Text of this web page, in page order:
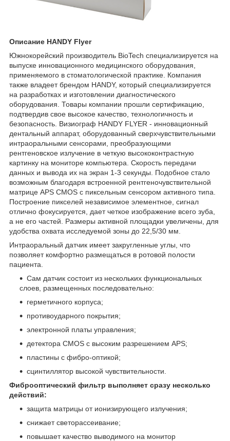
Описание HANDY Flyer
Южнокорейский производитель BioTech специализируется на
выпуске инновационного медицинского оборудования,
применяемого в стоматологической практике. Компания
также владеет брендом HANDY, который специализируется
на разработках и изготовлении диагностического
оборудования. Товары компании прошли сертификацию,
подтвердив свое высокое качество, технологичность и
безопасность. Визиограф HANDY FLYER - инновационный
дентальный аппарат, оборудованный сверхчувствительными
интраоральными сенсорами, преобразующими
рентгеновское излучение в четкую высококонтрастную
картинку на мониторе компьютера. Скорость передачи
данных и вывода их на экран 1-3 секунды. Подобное стало
возможным благодаря встроенной рентгеночувствительной
матрице APS CMOS с пиксельным сенсором активного типа.
Построение пикселей независимое элементное, сигнал
отлично фокусируется, дает четкое изображение всего зуба,
а не его частей. Размеры активной площадки увеличены, для
удобства охвата исследуемой зоны до 22,5/30 мм.
Интраоральный датчик имеет закругленные углы, что
позволяет комфортно размещаться в ротовой полости
пациента.
Сам датчик состоит из нескольких функциональных
слоев, размещенных последовательно:
герметичного корпуса;
противоударного покрытия;
электронной платы управления;
детектора CMOS с высоким разрешением APS;
пластины с фибро-оптикой;
сцинтиллятор высокой чувствительности.
Фиброоптический фильтр выполняет сразу несколько
действий:
защита матрицы от ионизирующего излучения;
снижает светорассеивание;
повышает качество выводимого на монитор